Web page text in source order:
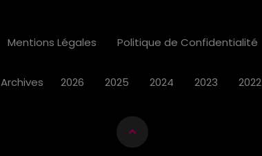
Mentions Légales Politique de Confidentialité
Archives 2026 2025 2024 2023 2022